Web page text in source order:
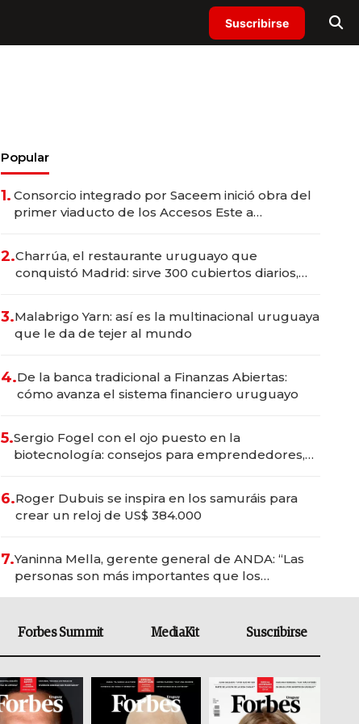
Suscribirse
Popular
1. Consorcio integrado por Saceem inició obra del
primer viaducto de los Accesos Este a
2.Charrúa, el restaurante uruguayo que
conquistó Madrid: sirve 300 cubiertos diarios,
3.Malabrigo Yarn: así es la multinacional uruguaya
que le da de tejer al mundo
4.De la banca tradicional a Finanzas Abiertas:
cómo avanza el sistema financiero uruguayo
5.Sergio Fogel con el ojo puesto en la
biotecnología: consejos para emprendedores,
6.Roger Dubuis se inspira en los samuráis para
crear un reloj de US$ 384.000
7.Yaninna Mella, gerente general de ANDA: “Las
personas son más importantes que los
Forbes Summit MediaKit Suscribirse